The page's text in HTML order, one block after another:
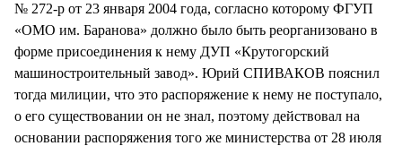
№ 272-р от 23 января 2004 года, согласно которому ФГУП
«ОМО им. Баранова» должно было быть реорганизовано в
форме присоединения к нему ДУП «Крутогорский
машиностроительный завод». Юрий СПИВАКОВ пояснил
тогда милиции, что это распоряжение к нему не поступало,
о его существовании он не знал, поэтому действовал на
основании распоряжения того же министерства от 28 июля